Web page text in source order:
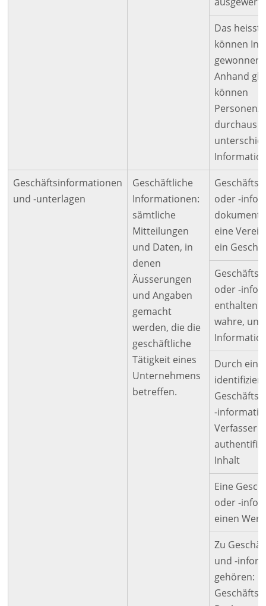
Das
können
gewonnen
Anhand
können
Personen/
durchaus
Geschäftsinformationen
und -unterlagen
Geschäftliche
Informationen:
sämtliche
Mitteilungen
und Daten, in
denen
Äusserungen
und Angaben
gemacht
werden, die die
geschäftliche
Tätigkeit eines
Unternehmens
betreffen.
oder -
eine
ein
oder -
enthalten
wahre,
Durch
-
Verfasser
Inhalt
Eine
oder -
einen
Zu
und -
gehören: